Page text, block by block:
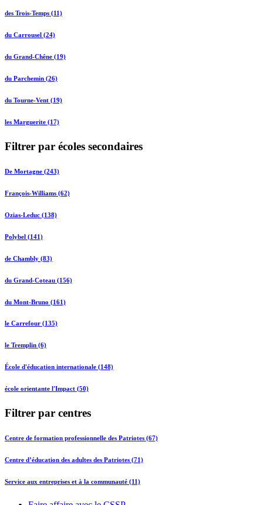
des Trois-Temps (11)
du Carrousel (24)
du Grand-Chêne (19)
du Parchemin (26)
du Tourne-Vent (19)
les Marguerite (17)
Filtrer par écoles secondaires
De Mortagne (243)
François-Williams (62)
Ozias-Leduc (138)
Polybel (141)
de Chambly (83)
du Grand-Coteau (156)
du Mont-Bruno (161)
le Carrefour (135)
le Tremplin (6)
École d'éducation internationale (148)
école orientante l'Impact (50)
Filtrer par centres
Centre de formation professionnelle des Patriotes (67)
Centre d’éducation des adultes des Patriotes (71)
Service aux entreprises et à la communauté (11)